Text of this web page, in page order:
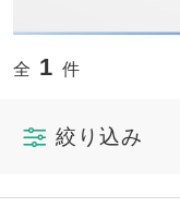
全 1 件
絞り込み